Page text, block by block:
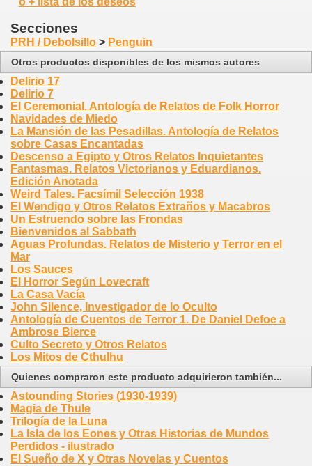
Secciones
PRH / Debolsillo > Penguin
Otros productos disponibles de los mismos autores
Delirio 17
Delirio 7
El Ceremonial. Antología de Relatos de Folk Horror
Navidades de Miedo
La Mansión de las Pesadillas. Antología de Relatos
sobre Casas Encantadas
Descenso a Egipto y Otros Relatos Inquietantes
Fantasmas. Relatos Victorianos y Eduardianos.
Edición Anotada
Weird Tales. Facsímil Selección 1938
El Wendigo y Otros Relatos Extraños y Macabros
Un Estruendo sobre las Frondas
Bienvenidos al Sabbath
Aguas Profundas. Relatos de Misterio y Terror en el
Mar
Los Sauces
El Horror Según Lovecraft
La Casa Vacía
John Silence, Investigador de lo Oculto
Antología de Cuentos de Terror 1. De Daniel Defoe a
Ambrose Bierce
Culto Secreto y Otros Relatos
Los Mitos de Cthulhu
Quienes compraron este producto adquirieron también...
Astounding Stories (1930-1939)
Magia de Thule
Trilogía de la Luna
La Isla de los Eones y Otras Historias de Mundos
Perdidos - ilustrado
El Sueño de X y Otras Novelas y Cuentos